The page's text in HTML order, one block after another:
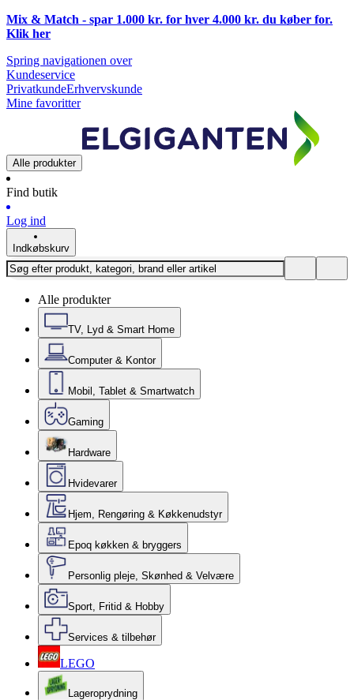
Mix & Match - spar 1.000 kr. for hver 4.000 kr. du køber for.
Klik her
Spring navigationen over
Kundeservice
PrivatkundeErhvervskunde
Mine favoritter
Alle produkter
Find butik
Log ind
Indkøbskurv
Alle produkter
TV, Lyd & Smart Home
Computer & Kontor
Mobil, Tablet & Smartwatch
Gaming
Hardware
Hvidevarer
Hjem, Rengøring & Køkkenudstyr
Epoq køkken & bryggers
Personlig pleje, Skønhed & Velvære
Sport, Fritid & Hobby
Services & tilbehør
LEGO
Lageroprydning